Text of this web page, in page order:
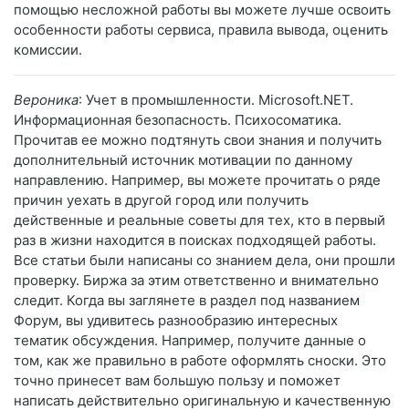
помощью несложной работы вы можете лучше освоить
особенности работы сервиса, правила вывода, оценить
комиссии.
Вероника: Учет в промышленности. Microsoft.NET.
Информационная безопасность. Психосоматика.
Прочитав ее можно подтянуть свои знания и получить
дополнительный источник мотивации по данному
направлению. Например, вы можете прочитать о ряде
причин уехать в другой город или получить
действенные и реальные советы для тех, кто в первый
раз в жизни находится в поисках подходящей работы.
Все статьи были написаны со знанием дела, они прошли
проверку. Биржа за этим ответственно и внимательно
следит. Когда вы заглянете в раздел под названием
Форум, вы удивитесь разнообразию интересных
тематик обсуждения. Например, получите данные о
том, как же правильно в работе оформлять сноски. Это
точно принесет вам большую пользу и поможет
написать действительно оригинальную и качественную